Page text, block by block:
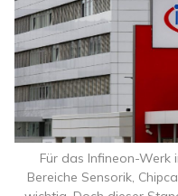
Für das Infineon-Werk
Bereiche Sensorik,